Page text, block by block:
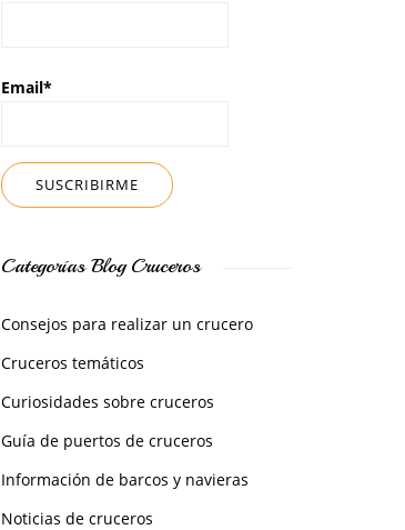
Email*
Categorías Blog Cruceros
Consejos para realizar un crucero
Cruceros temáticos
Curiosidades sobre cruceros
Guía de puertos de cruceros
Información de barcos y navieras
Noticias de cruceros